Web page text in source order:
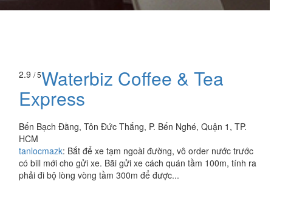
2.9 / 5Waterbiz Coffee & Tea
Express
Bến Bạch Đằng, Tôn Đức Thắng, P. Bến Nghé, Quận 1, TP.
HCM
tanlocmazk: Bắt để xe tạm ngoài đường, vô order nước trước
có bill mới cho gửi xe. Bãi gửi xe cách quán tầm 100m, tính ra
phải đi bộ lòng vòng tầm 300m để được...